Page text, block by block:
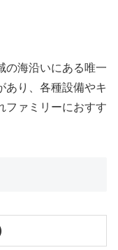
の海沿いにある唯一
あり、各種設備やキ
ファミリーにおすす